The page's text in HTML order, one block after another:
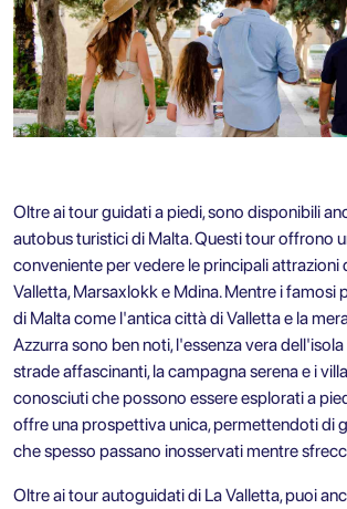
Oltre ai tour guidati a piedi, sono disponibili
autobus turistici di Malta. Questi tour offrono
conveniente per vedere le principali attrazioni
Valletta, Marsaxlokk e Mdina. Mentre i famosi
di Malta come l'antica città di Valletta e la
Azzurra sono ben noti, l'essenza vera
strade affascinanti, la campagna serena e i
conosciuti che possono essere esplorati a
offre una prospettiva unica, permettendoti di
che spesso passano inosservati mentre
Oltre aitour autoguidati di La Valletta, puoi